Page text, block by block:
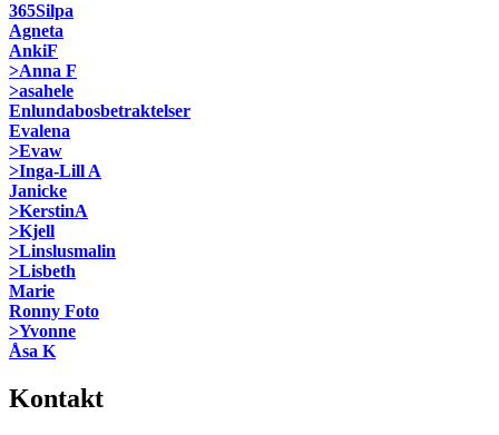
365Silpa
Agneta
AnkiF
>Anna F
>asahele
Enlundabosbetraktelser
Evalena
>Evaw
>Inga-Lill A
Janicke
>KerstinA
>Kjell
>Linslusmalin
>Lisbeth
Marie
Ronny Foto
>Yvonne
Åsa K
Kontakt